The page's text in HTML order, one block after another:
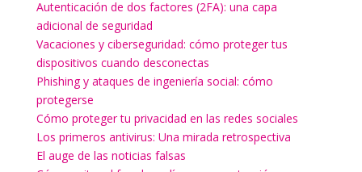
Autenticación de dos factores (2FA): una capa
adicional de seguridad
Vacaciones y ciberseguridad: cómo proteger tus
dispositivos cuando desconectas
Phishing y ataques de ingeniería social: cómo
protegerse
Cómo proteger tu privacidad en las redes sociales
Los primeros antivirus: Una mirada retrospectiva
El auge de las noticias falsas